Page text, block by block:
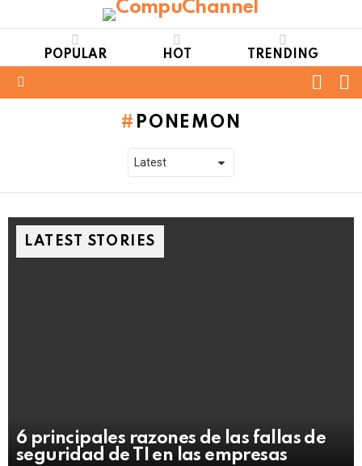
POPULAR HOT TRENDING
PONEMON
LATEST STORIES
6 principales razones de las fallas de
seguridad de TI en las empresas